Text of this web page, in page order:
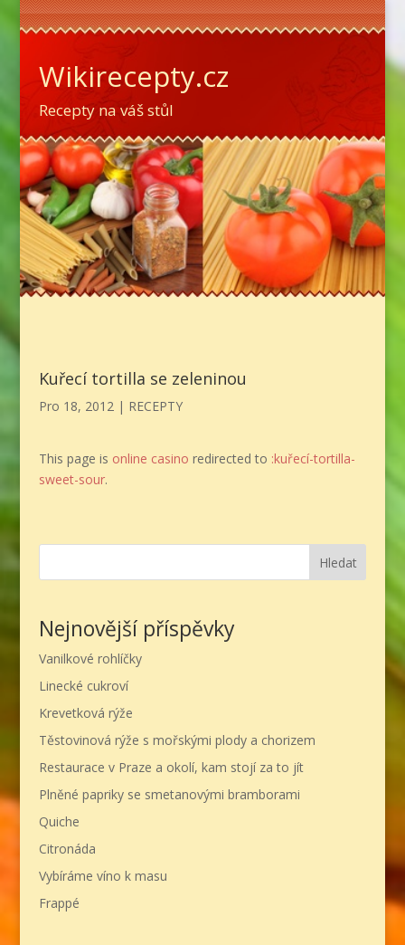
Wikirecepty.cz
Recepty na váš stůl
Kuřecí tortilla se zeleninou
Pro 18, 2012| RECEPTY
This page is online casino redirected to :kuřecí-tortilla-
sweet-sour.
Hledat
Nejnovější příspěvky
Vanilkové rohlíčky
Linecké cukroví
Krevetková rýže
Těstovinová rýže s mořskými plody a chorizem
Restaurace v Praze a okolí, kam stojí za to jít
Plněné papriky se smetanovými bramborami
Quiche
Citronáda
Vybíráme víno k masu
Frappé